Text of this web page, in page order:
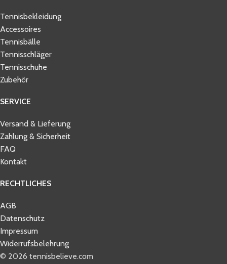
Tennisbekleidung
Accessoires
Tennisbälle
Tennisschläger
Tennisschuhe
Zubehör
SERVICE
Versand & Lieferung
Zahlung & Sicherheit
FAQ
Kontakt
RECHTLICHES
AGB
Datenschutz
Impressum
Widerrufsbelehrung
© 2026 tennisbelieve.com